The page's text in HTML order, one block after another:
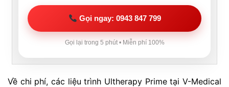
Gọi ngay: 0943 847 799
Gọi lại trong 5 phút • Miễn phí 100%
Về chi phí, các liệu trình Ultherapy Prime tại V-Medical